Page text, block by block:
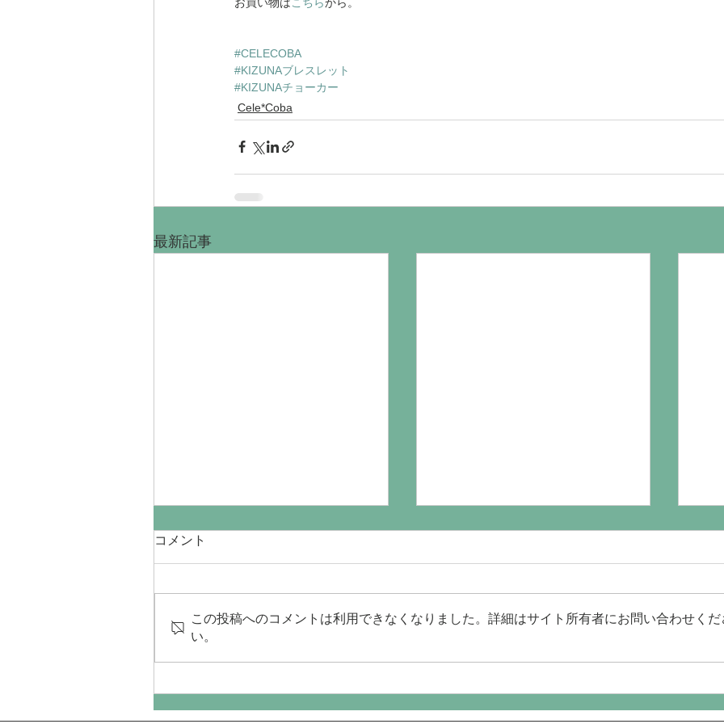
#CELECOBA
#KIZUNAブレスレット
#KIZUNAチョーカー
Cele*Coba
最新記事
『いぬどんぐり』登場!!＆出
シンプルな選択。
コメント
この投稿へのコメントは利用できなくなりました。詳細はサイト所有者にお問い合わせくだ
い。